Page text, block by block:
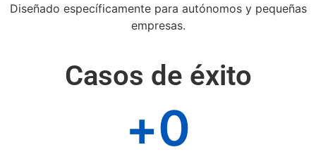
Diseñado específicamente para autónomos y pequeñas
empresas.
Casos de éxito
+0